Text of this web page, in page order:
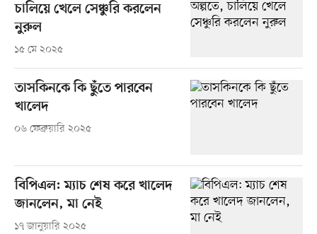
চালিয়ে খেলে সেঞ্চুরি করলেন
নুরুল
১৫ মে ২০২৫
তাসকিনকে কি ছুঁতে পারবেন
খালেদ
০৬ ফেব্রুয়ারি ২০২৫
বিপিএল: ম্যাচ শেষ করে খালেদ
জানলেন, মা নেই
১৭ জানুয়ারি ২০২৫